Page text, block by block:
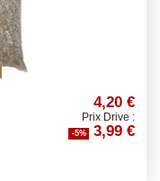
4,20 €
Prix Drive :
-5% 3,99 €